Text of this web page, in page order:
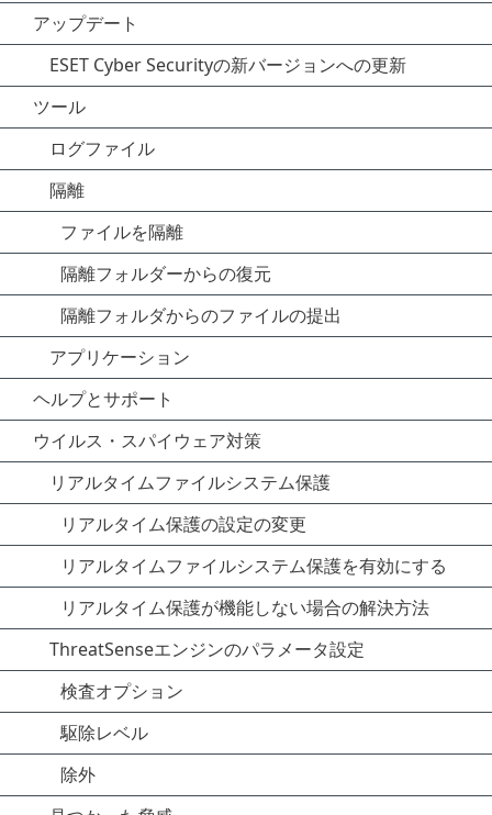
アップデート
ESET Cyber Securityの新バージョンへの更新
ツール
ログファイル
隔離
ファイルを隔離
隔離フォルダーからの復元
隔離フォルダからのファイルの提出
アプリケーション
ヘルプとサポート
ウイルス・スパイウェア対策
リアルタイムファイルシステム保護
リアルタイム保護の設定の変更
リアルタイムファイルシステム保護を有効にする
リアルタイム保護が機能しない場合の解決方法
ThreatSenseエンジンのパラメータ設定
検査オプション
駆除レベル
除外